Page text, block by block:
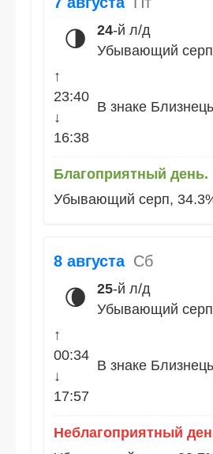
🌗 24-й л/д
Убывающий серп
↑
23:40
↓
16:38
В знаке
Благоприятный день.
Убывающий серп,
8 августа Сб
🌘 25-й л/д
Убывающий серп
↑
00:34
↓
17:57
В знаке
Неблагоприятный